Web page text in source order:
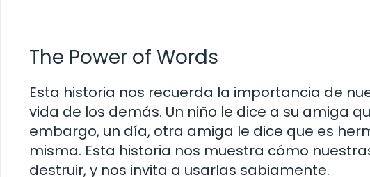
The Power of Words
Esta historia nos recuerda la importancia de
vida de los demás. Un niño le dice a su amiga
embargo, un día, otra amiga le dice que es
misma. Esta historia nos muestra cómo
destruir, y nos invita a usarlas sabiamente.